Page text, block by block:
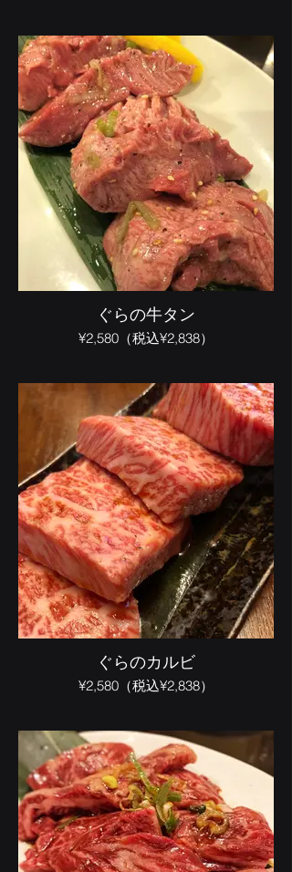
ぐらの牛タン
¥2,580（税込¥2,838）
ぐらのカルビ
¥2,580（税込¥2,838）